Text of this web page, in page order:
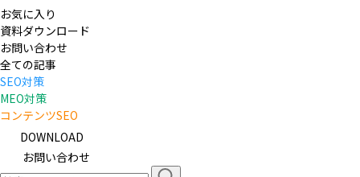
お気に入り
資料ダウンロード
お問い合わせ
全ての記事
SEO対策
MEO対策
コンテンツSEO
DOWNLOAD
お問い合わせ